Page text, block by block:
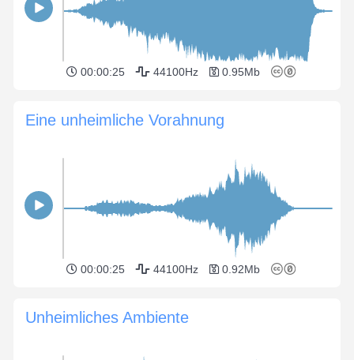
00:00:25 44100Hz 0.95Mb
Eine unheimliche Vorahnung
00:00:25 44100Hz 0.92Mb
Unheimliches Ambiente